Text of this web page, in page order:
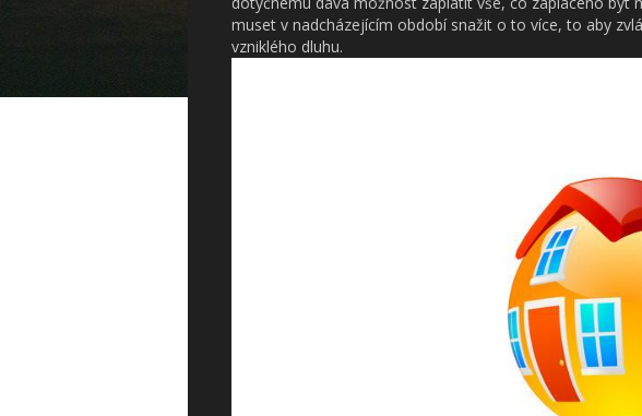
muset v nadcházejícím období snažit o to více, to aby
vzniklého dluhu.